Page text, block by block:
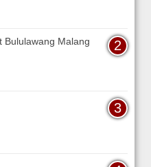
Bululawang Malang